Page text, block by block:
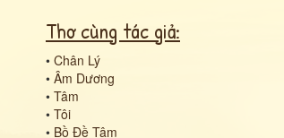
Thơ cùng tác giả:
• Chân Lý
• Âm Dương
• Tâm
• Tôi
• Bồ Đề Tâm